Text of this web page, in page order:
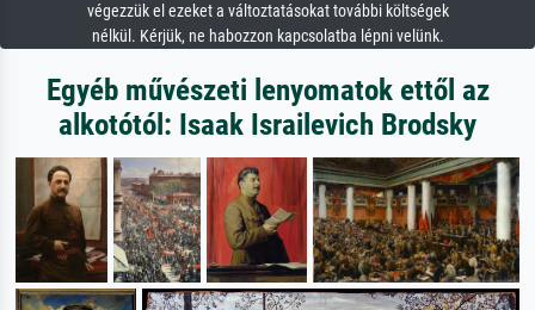
végezzük el ezeket a változtatásokat további költségek
nélkül. Kérjük, ne habozzon kapcsolatba lépni velünk.
Egyéb művészeti lenyomatok ettől az
alkotótól: Isaak Israilevich Brodsky